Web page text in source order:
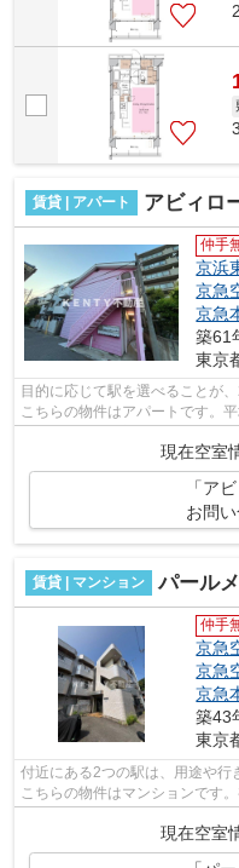
賃貸 | アパート アビィロ
仲手
京浜
京急
京急
築61
東京
目的に応じて駅を選べることが
こちらの物件はアパートです。
現在空室
「ア
お問
賃貸 | マンション パール
仲手
京急
京急
京急
築43
東京
付近にある2つの駅は、用途や行
こちらの物件はマンションです
現在空室